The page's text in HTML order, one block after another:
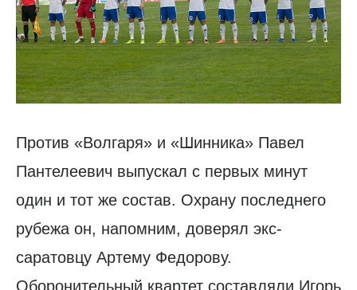
Против «Волгаря» и «Шинника» Павел
Пантелеевич выпускал с первых минут
один и тот же состав. Охрану последнего
рубежа он, напомним, доверял экс-
саратовцу Артему Федорову.
Оборонительный квартет составляли Игорь